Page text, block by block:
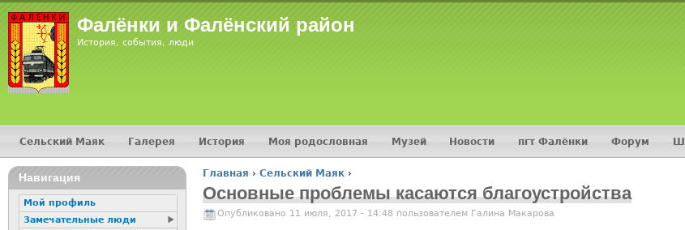
Фалёнки и Фалёнский район
История, события, люди
Вы здесь
Главная › Сельский Маяк ›
Основные проблемы касаются благоустройства
Опубликовано 11 июля, 2017 - 14:48 пользователем Галина Макарова
Главное меню
Сельский Маяк Галерея История Моя родословная Музей Новости пгт Фалёнки Форум
Навигация
Мой профиль
Замечательные люди